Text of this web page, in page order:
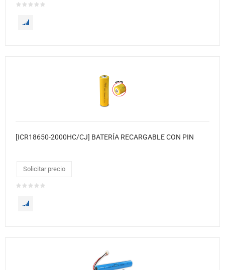
[ICR18650-2000HC/CJ] BATERÍA RECARGABLE CON PIN
Solicitar precio